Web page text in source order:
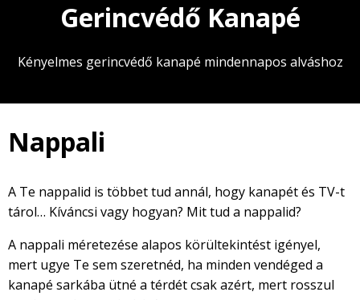
Gerincvédő Kanapé
Kényelmes gerincvédő kanapé mindennapos alváshoz
Nappali
A Te nappalid is többet tud annál, hogy kanapét és TV-t
tárol… Kíváncsi vagy hogyan? Mit tud a nappalid?
A nappali méretezése alapos körültekintést igényel,
mert ugye Te sem szeretnéd, ha minden vendéged a
kanapé sarkába ütné a térdét csak azért, mert rosszul